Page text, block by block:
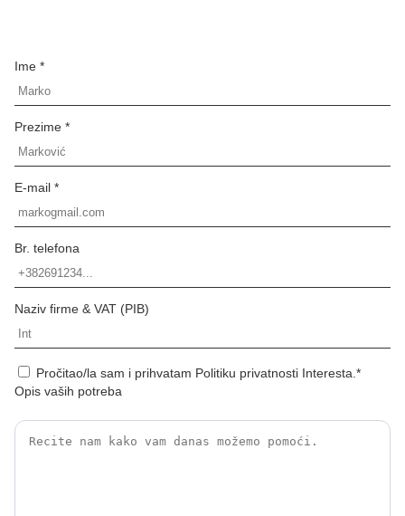
Ime *
Prezime *
E-mail *
Br. telefona
Naziv firme & VAT (PIB)
Pročitao/la sam i prihvatam Politiku privatnosti Interesta.*
Opis vaših potreba